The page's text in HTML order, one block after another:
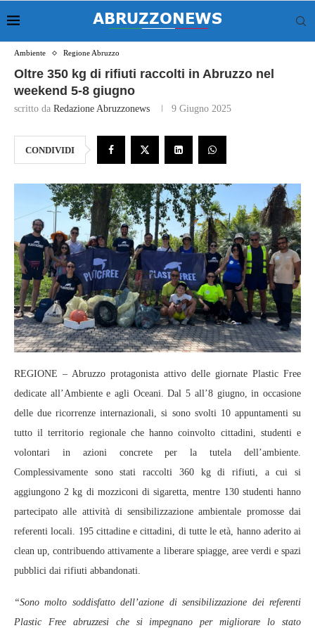
Ambiente Regione Abruzzo
Oltre 350 kg di rifiuti raccolti in Abruzzo nel
weekend 5-8 giugno
scritto da Redazione Abruzzonews 9 Giugno 2025
CONDIVIDI
REGIONE – Abruzzo protagonista attivo delle giornate Plastic Free
dedicate all’Ambiente e agli Oceani. Dal 5 all’8 giugno, in occasione
delle due ricorrenze internazionali, si sono svolti 10 appuntamenti su
tutto il territorio regionale che hanno coinvolto cittadini, studenti e
volontari in azioni concrete per la tutela dell’ambiente.
Complessivamente sono stati raccolti 360 kg di rifiuti, a cui si
aggiungono 2 kg di mozziconi di sigaretta, mentre 130 studenti hanno
partecipato alle attività di sensibilizzazione ambientale promosse dai
referenti locali. 195 cittadine e cittadini, di tutte le età, hanno aderito ai
clean up, contribuendo attivamente a liberare spiagge, aree verdi e spazi
pubblici dai rifiuti abbandonati.
“Sono molto soddisfatto dell’azione di sensibilizzazione dei referenti
Plastic Free abruzzesi che si impegnano per migliorare lo stato